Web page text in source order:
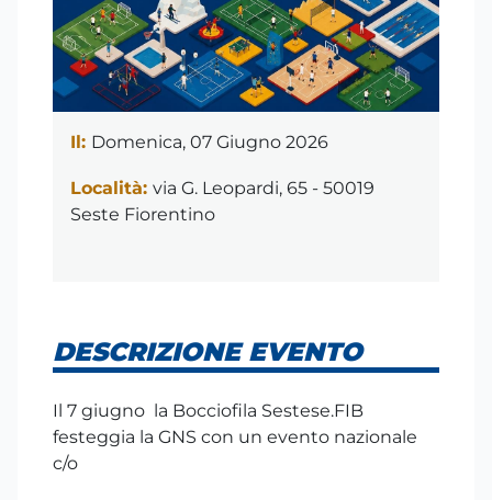
Il: Domenica, 07 Giugno 2026
Località: via G. Leopardi, 65 - 50019
Seste Fiorentino
DESCRIZIONE EVENTO
Il 7 giugno la Bocciofila Sestese.FIB
festeggia la GNS con un evento nazionale
c/o